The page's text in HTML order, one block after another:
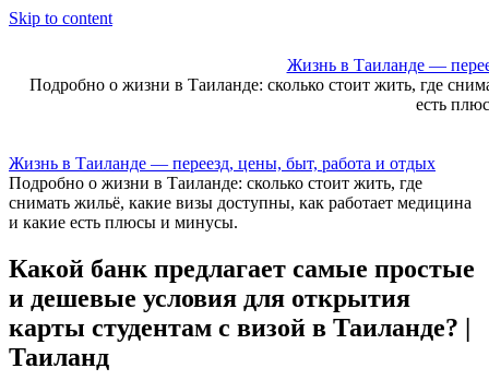
Skip to content
Жизнь в Таиланде —
Подробно о жизни в Таиланде: сколько стоит жить, где
есть
Жизнь в Таиланде — переезд, цены, быт, работа и отдых
Подробно о жизни в Таиланде: сколько стоит жить, где
снимать жильё, какие визы доступны, как работает медицина
и какие есть плюсы и минусы.
Какой банк предлагает самые простые
и дешевые условия для открытия
карты студентам с визой в Таиланде? |
Таиланд